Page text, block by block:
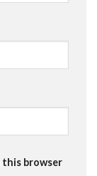
this browser